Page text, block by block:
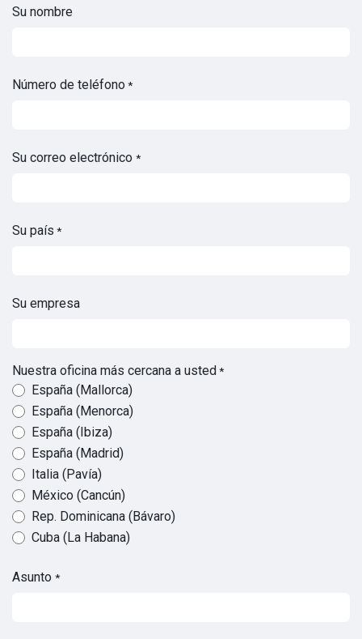
Su nombre
Número de teléfono*
Su correo electrónico *
Su país *
Su empresa
Nuestra oficina más cercana a usted*
España (Mallorca)
España (Menorca)
España (Ibiza)
España (Madrid)
Italia (Pavía)
México (Cancún)
Rep. Dominicana (Bávaro)
Cuba (La Habana)
Asunto *